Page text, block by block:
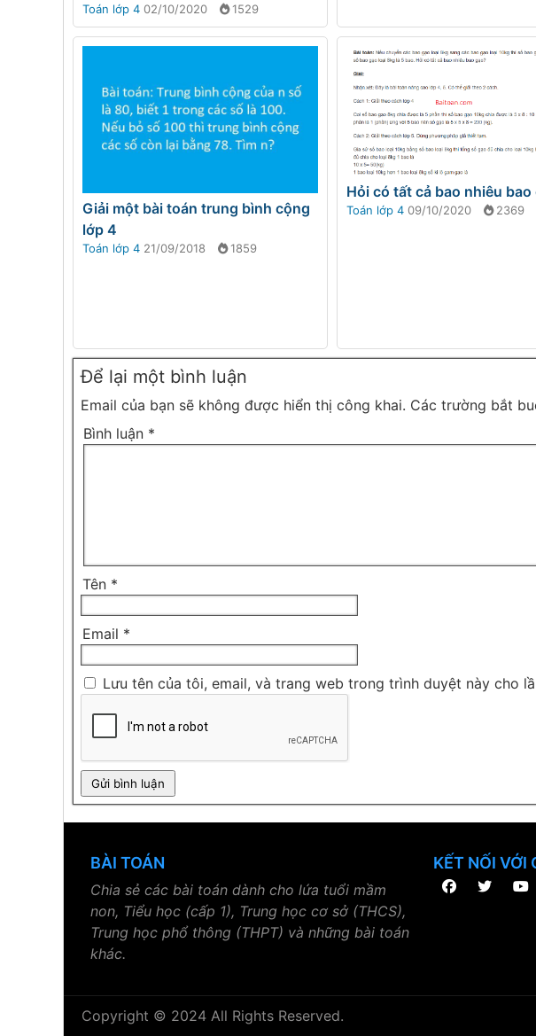
Toán lớp 4 02/10/2020 1529
Giải một bài toán trung bình cộng
lớp 4
Toán lớp 4 21/09/2018 1859
Hỏi có tất cả bao nhiêu bao
Toán lớp 4 09/10/2020 2369
Để lại một bình luận
Email của bạn sẽ không được hiển thị công khai. Các trường bắt
Bình luận *
Tên *
Email *
Lưu tên của tôi, email, và trang web trong trình duyệt này cho
BÀI TOÁN
Chia sẻ các bài toán dành cho lứa tuổi mầm
non, Tiểu học (cấp 1), Trung học cơ sở (THCS),
Trung học phổ thông (THPT) và những bài toán
khác.
KẾT NỐI VỚI
Copyright © 2024 All Rights Reserved.